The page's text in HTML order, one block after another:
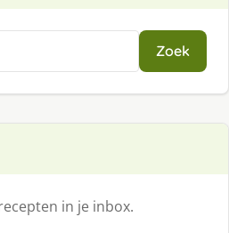
Zoek
in je inbox.